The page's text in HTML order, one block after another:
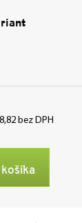
bez DPH